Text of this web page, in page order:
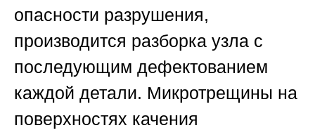
опасности разрушения,
производится разборка узла с
последующим дефектованием
каждой детали. Микротрещины на
поверхностях качения